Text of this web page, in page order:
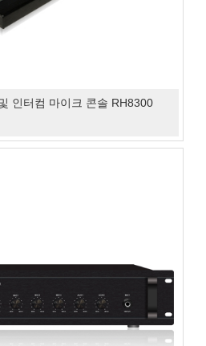
인터컴 마이크 콘솔 RH8300